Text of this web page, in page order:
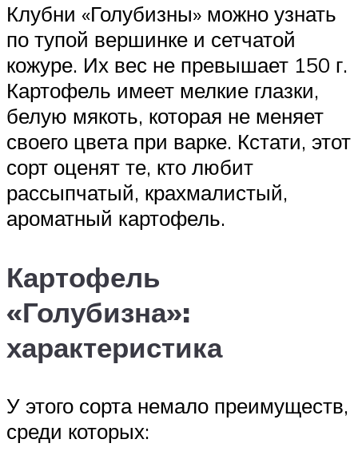
Клубни «Голубизны» можно узнать
по тупой вершинке и сетчатой
кожуре. Их вес не превышает 150 г.
Картофель имеет мелкие глазки,
белую мякоть, которая не меняет
своего цвета при варке. Кстати, этот
сорт оценят те, кто любит
рассыпчатый, крахмалистый,
ароматный картофель.
Картофель
«Голубизна»:
характеристика
У этого сорта немало преимуществ,
среди которых: